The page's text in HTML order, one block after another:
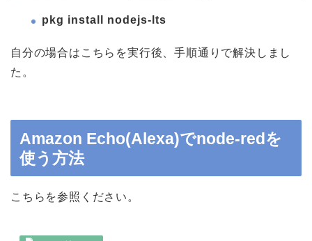
pkg install nodejs-lts
自分の場合はこちらを実行後、手順通りで解決しまし
た。
Amazon Echo(Alexa)でnode-redを
使う方法
こちらを参照ください。